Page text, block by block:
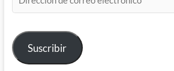
de
electrónico
Suscribir